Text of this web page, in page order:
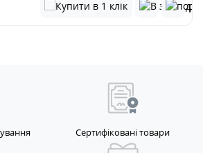
Сертифіковані товари